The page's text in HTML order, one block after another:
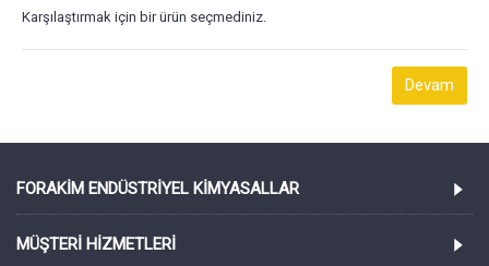
Karşılaştırmak için bir ürün seçmediniz.
Devam
FORAKIM ENDÜSTRIYEL KIMYASALLAR
MÜŞTERI HIZMETLERI